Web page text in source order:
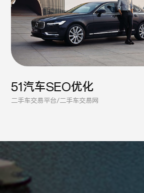
51汽车SEO优化
二手车交易平台/二手车交易网